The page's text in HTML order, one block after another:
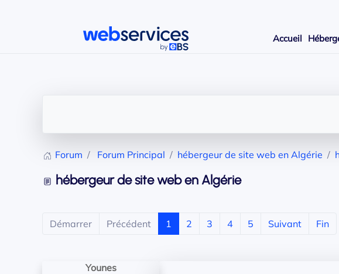
Accéder au contenu principal Accueil
Forum Forum Principal hébergeur de site web en Algérie
hébergeur de site web en Algérie
Démarrer Précédent 1 2 3 4 5 Suivant Fin
Younes